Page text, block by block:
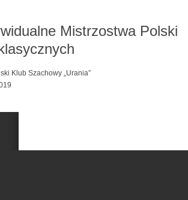
Mistrzostwa Polski
Klub Szachowy „Urania”